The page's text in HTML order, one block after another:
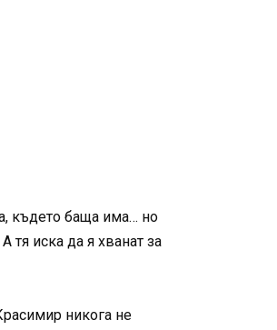
където баща има… но
иска да я хванат за
никога не